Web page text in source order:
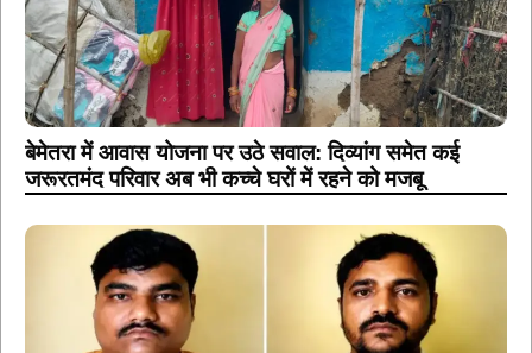
बेमेतरा में आवास योजना पर उठे सवाल: दिव्यांग समेत कई
जरूरतमंद परिवार अब भी कच्चे घरों में रहने को मजबू